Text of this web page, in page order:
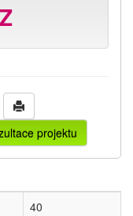
projektu
40